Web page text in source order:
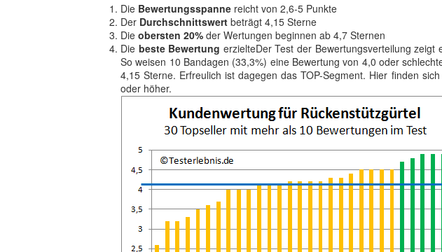
Die Bewertungsspanne reicht von 2,6-5 Punkte
Der Durchschnittswert beträgt 4,15 Sterne
Die obersten 20% der Wertungen beginnen ab 4,7 Sternen
Die beste Bewertung erzielteDer Test der Bewertungsverteilung
So weisen 10 Bandagen (33,3%) eine Bewertung von 4,0 oder
4,15 Sterne. Erfreulich ist dagegen das TOP-Segment. Hier finden
oder höher.